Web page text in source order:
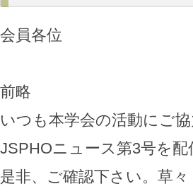
会員各位
前略
いつも本学会の活動にご
JSPHOニュース第3号を配
是非、ご確認下さい。草々